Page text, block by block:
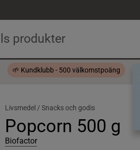
🌱 Kundklubb - 500 välkomstpoäng
Livsmedel / Snacks och godis
Popcorn 500 g
Biofactor